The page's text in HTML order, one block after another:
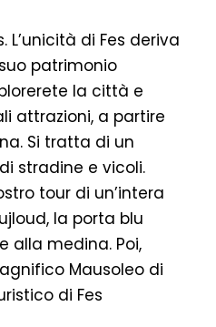
L’unicità di Fes deriva
patrimonio
la città e
attrazioni, a partire
Si tratta di un
stradine e vicoli.
tour di un’intera
la porta blu
alla medina. Poi,
Mausoleo di
di Fes